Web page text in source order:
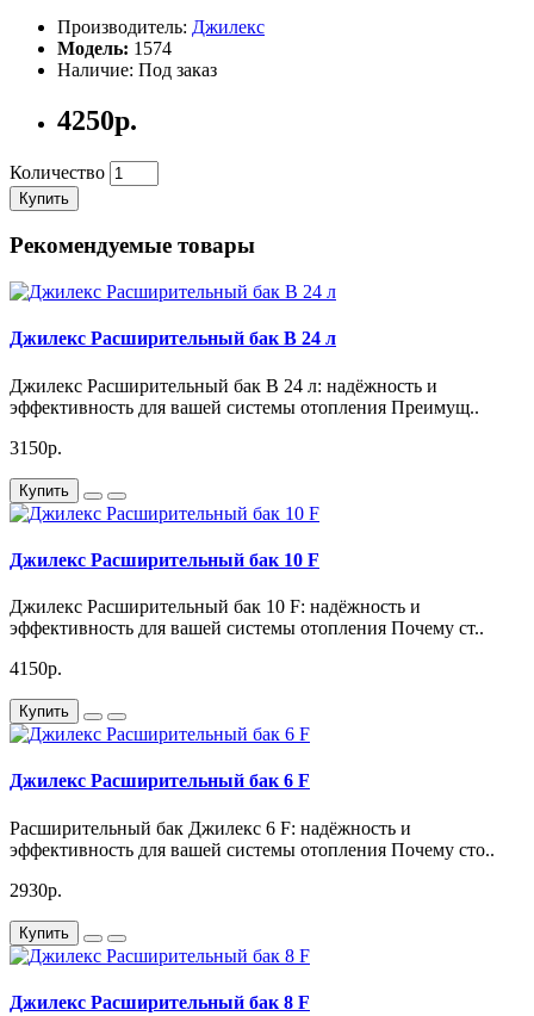
Преимущества Джилекс Расширительный бак 12 F:
Надёжность:высококачественные материалы и
службы.
Эффективность:
в системе способствует её бесперебойной работе.
Простота установки:
монтажа делают этот расширительный бак идеальным
Объём
12 литров
давление
безопасности, 3 б
Материал мембраны
Эластичная и долговечная резина
Подключение
Как работает Джилекс Расширительный бак 12 F?
Принцип работы основан на разделении внутреннего объёма
воздуха. При увеличении давления в системе вода поступает
в расширительный бак, а воздух сжимается, что позволяет
Гарантия качества
Приобретая Джилекс Расширительный бак 12 F, вы получаете
от производителя. Мы уверены в надёжности нашей
документы и сертификаты.
Производитель: Джилекс
Модель: 1574
Наличие: Под заказ
4250р.
Количество
Купить
Рекомендуемые товары
Джилекс Расширительный бак В 24 л
Джилекс Расширительный бак В 24 л: надёжность и
эффективность для вашей системы отопления Преимущ..
3150р.
Купить
Джилекс Расширительный бак 10 F
Джилекс Расширительный бак 10 F: надёжность и
эффективность для вашей системы отопления Почему ст..
4150р.
Купить
Джилекс Расширительный бак 6 F
Расширительный бак Джилекс 6 F: надёжность и
эффективность для вашей системы отопления Почему сто..
2930р.
Купить
Джилекс Расширительный бак 8 F